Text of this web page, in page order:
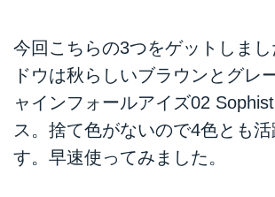
今回こちらの3つをゲットしま
ドウは秋らしいブラウンとグレ
ャインフォールアイズ02
ス。捨て色がないので4色とも活
す。早速使ってみました。